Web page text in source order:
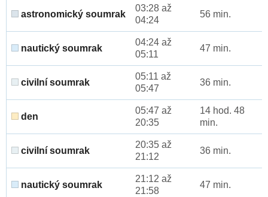
astronomický soumrak
03:28 až
04:24
56 min.
nautický soumrak
04:24 až
05:11
47 min.
civilní soumrak
05:11 až
05:47
36 min.
den
05:47 až
20:35
14 hod. 48
min.
civilní soumrak
20:35 až
21:12
36 min.
nautický soumrak
21:12 až
21:58
47 min.